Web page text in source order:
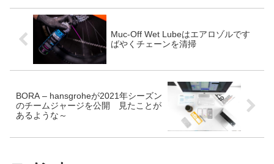
Muc-Off Wet Lubeはエアロゾルです
ばやくチェーンを清掃
BORA – hansgroheが2021年シーズン
のチームジャージを公開 見たことが
あるような～